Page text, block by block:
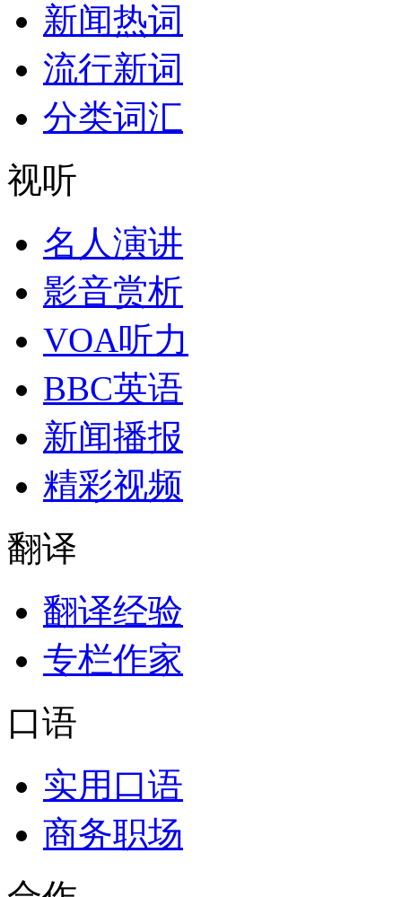
新闻热词
流行新词
分类词汇
视听
名人演讲
影音赏析
VOA听力
BBC英语
新闻播报
精彩视频
翻译
翻译经验
专栏作家
口语
实用口语
商务职场